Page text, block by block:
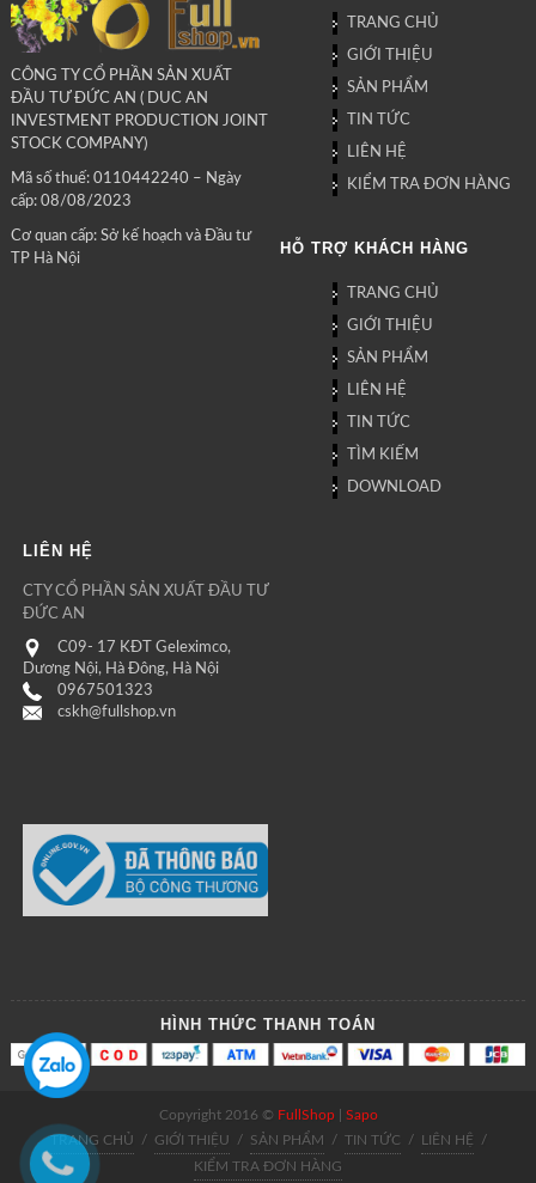
CÔNG TY CỔ PHẦN SẢN XUẤT
ĐẦU TƯ ĐỨC AN ( DUC AN
INVESTMENT PRODUCTION JOINT
STOCK COMPANY)
Mã số thuế: 0110442240 – Ngày
cấp: 08/08/2023
Cơ quan cấp: Sở kế hoạch và Đầu tư
TP Hà Nội
TRANG CHỦ
GIỚI THIỆU
SẢN PHẨM
TIN TỨC
LIÊN HỆ
KIỂM TRA ĐƠN HÀNG
HỖ TRỢ KHÁCH HÀNG
TRANG CHỦ
GIỚI THIỆU
SẢN PHẨM
LIÊN HỆ
TIN TỨC
TÌM KIẾM
DOWNLOAD
LIÊN HỆ
CTY CỔ PHẦN SẢN XUẤT ĐẦU TƯ
ĐỨC AN
C09- 17 KĐT Geleximco,
Dương Nội, Hà Đông, Hà Nội
0967501323
cskh@fullshop.vn
HÌNH THỨC THANH TOÁN
Copyright 2016 © FullShop| Sapo
TRANG CHỦ
/ GIỚI THIỆU / SẢN PHẨM / TIN TỨC / LIÊN HỆ
/
KIỂM TRA ĐƠN HÀNG